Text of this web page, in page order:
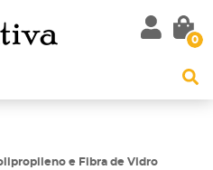
0
e Fibra de Vidro